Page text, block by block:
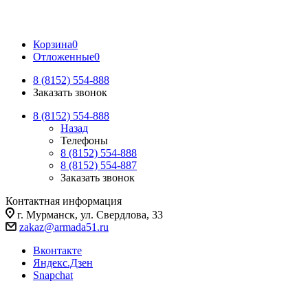
Корзина0
Отложенные0
8 (8152) 554-888
Заказать звонок
8 (8152) 554-888
Назад
Телефоны
8 (8152) 554-888
8 (8152) 554-887
Заказать звонок
Контактная информация
г. Мурманск, ул. Свердлова, 33
zakaz@armada51.ru
Вконтакте
Яндекс.Дзен
Snapchat